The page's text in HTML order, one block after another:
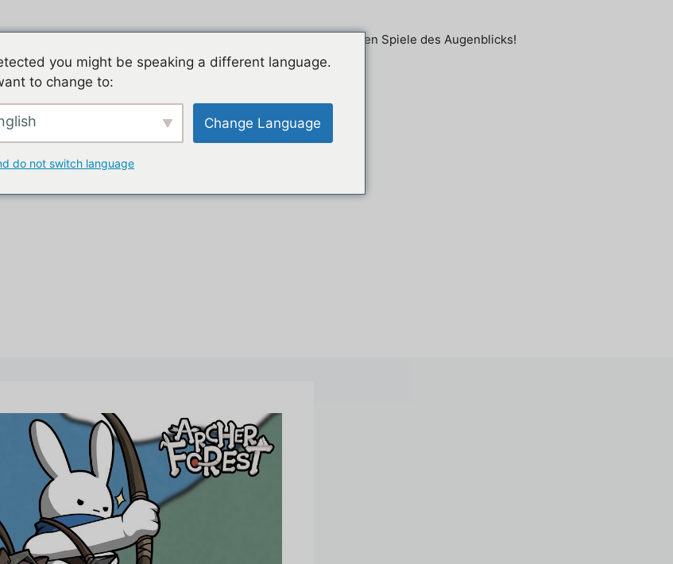
Die mobilen Spiele des Augenblicks!
bloggen Kontakt
you might be speaking a different language.
to change to:
Change Language
do not switch language